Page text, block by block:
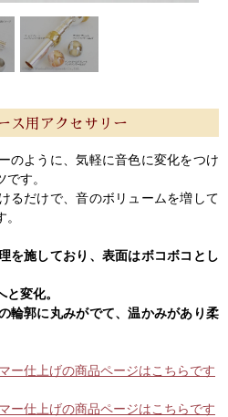
ス用アクセサリー
のように、気軽に音色に変化をつけ
す。
るだけで、音のボリュームを増して
を施しており、表面はボコボコとし
変化。
輪郭に丸みがでて、温かみがあり柔
ー仕上げの商品ページはこちらです
ー仕上げの商品ページはこちらです